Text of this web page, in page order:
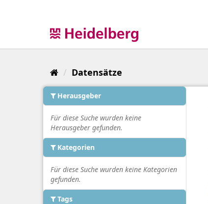
Datensätze
Herausgeber
Für diese Suche wurden keine
Herausgeber gefunden.
Kategorien
Für diese Suche wurden keine Kategorien
gefunden.
Tags